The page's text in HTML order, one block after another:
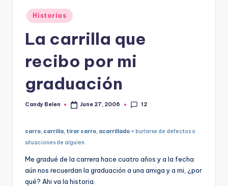
Posted
in
Historias
La carrilla que
recibo por mi
graduación
Posted
Candy Belen June 27, 2006 12
carro, carrilla, tirar carro, acarrillado = burlarse de defectos o
situaciones de alguien.
Me gradué de la carrera hace cuatro años y a la fecha
aún nos recuerdan la graduación a una amiga y a mi, ¿por
qué? Ahi va la historia.